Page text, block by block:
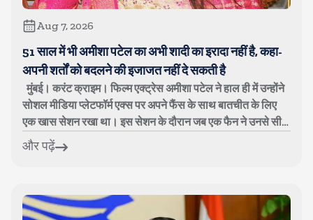
Aug 7, 2026
51 साल में भी अमीशा पटेल का अभी शादी का इरादा नहीं है, कहा-
अपनी शर्तों को बदलने की इजाजत नहीं दे सकती है
मुंबई। करंट क्राइम। फिल्म एक्ट्रेस अमीशा पटेल ने हाल ही में उन्होंने
सोशल मीडिया प्लेटफॉर्म एक्स पर अपने फैंस के साथ बातचीत के लिए
एक खास सेशन रखा था। इस सेशन के दौरान जब एक फैन ने उनसे सीधे
पूछ लिय...
और पढ़ें